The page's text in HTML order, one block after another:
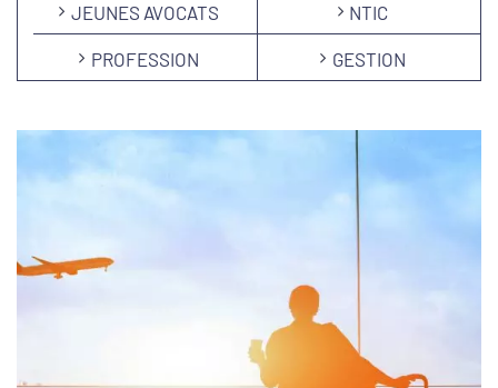
JEUNES AVOCATS NTIC
PROFESSION GESTION